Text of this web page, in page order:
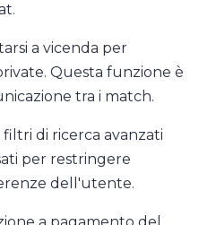
a vicenda per
Questa funzione è
tra i match.
di ricerca avanzati
per restringere
dell'utente.